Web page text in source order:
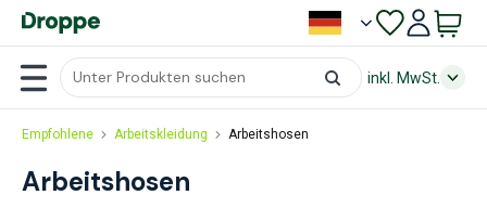
inkl. MwSt.
Empfohlene Arbeitskleidung Arbeitshosen
Arbeitshosen